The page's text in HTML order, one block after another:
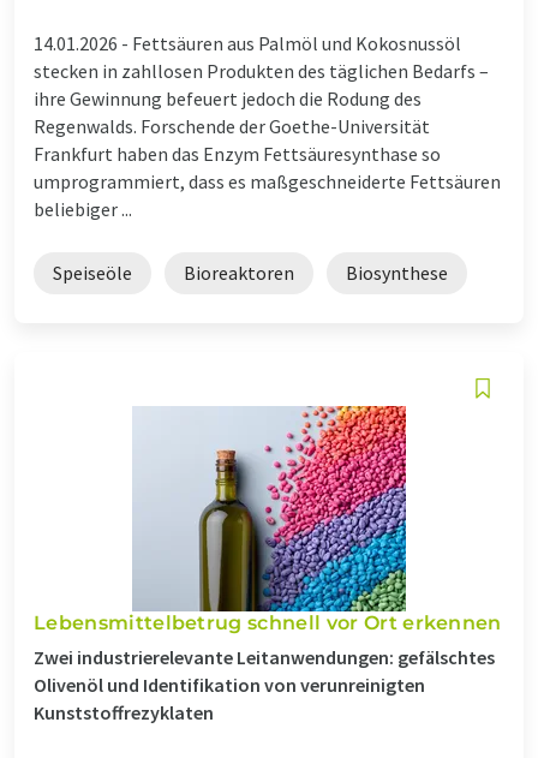
14.01.2026 - Fettsäuren aus Palmöl und Kokosnussöl
stecken in zahllosen Produkten des täglichen Bedarfs –
ihre Gewinnung befeuert jedoch die Rodung des
Regenwalds. Forschende der Goethe-Universität
Frankfurt haben das Enzym Fettsäuresynthase so
umprogrammiert, dass es maßgeschneiderte Fettsäuren
beliebiger ...
Speiseöle Bioreaktoren Biosynthese
Lebensmittelbetrug schnell vor Ort erkennen
Zwei industrierelevante Leitanwendungen: gefälschtes
Olivenöl und Identifikation von verunreinigten
Kunststoffrezyklaten